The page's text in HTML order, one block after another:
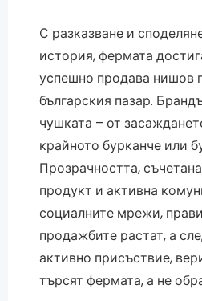
С разказване и
история, фермата
успешно продава нишов
българския пазар.
чушката – от
крайното бурканче или
Прозрачността,
продукт и активна
социалните мрежи,
продажбите растат, а
активно присъствие,
търсят фермата, а не